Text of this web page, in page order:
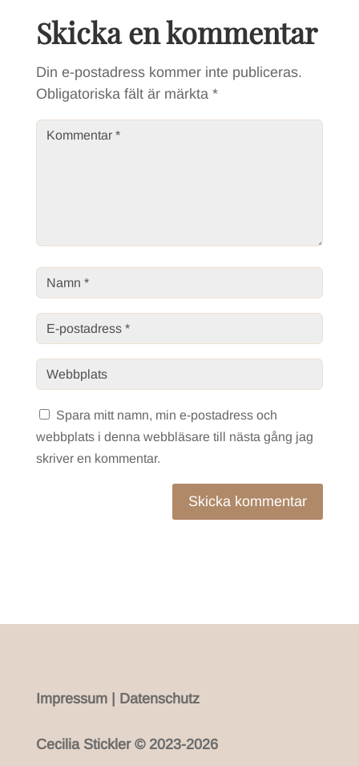
Skicka en kommentar
Din e-postadress kommer inte publiceras.
Obligatoriska fält är märkta *
Spara mitt namn, min e-postadress och
webbplats i denna webbläsare till nästa gång jag
skriver en kommentar.
Skicka kommentar
Impressum| Datenschutz
Cecilia Stickler © 2023-2026